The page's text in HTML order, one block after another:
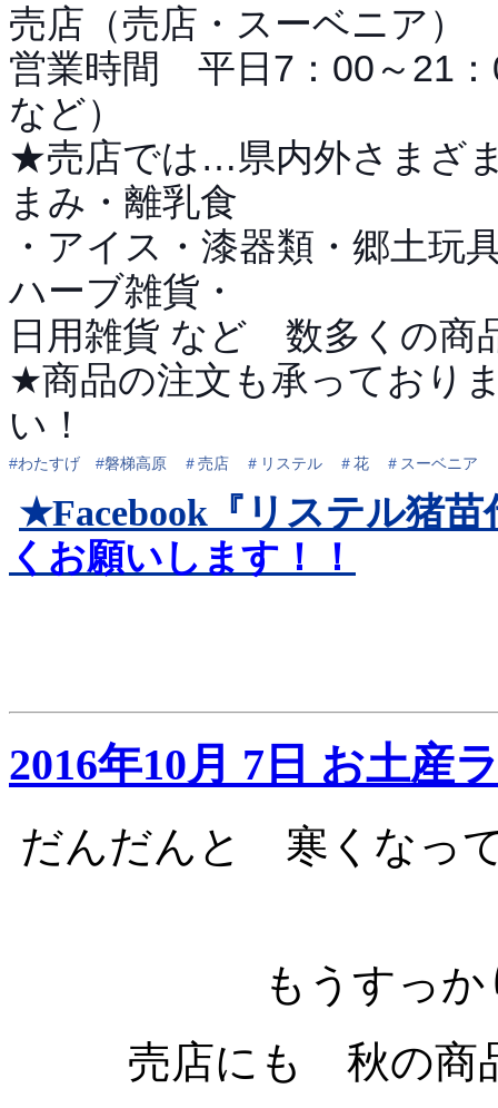
売店（売店・スーベニア）
営業時間 平日7：00～21
など）
★売店では…県内外さまざ
まみ・離乳食
・アイス・漆器類・郷土玩
ハーブ雑貨・
日用雑貨 など 数多くの商
★商品の注文も承っており
い！
#わたすげ #磐梯高原 ＃売店 ＃ リステル ＃花 ＃ スーベニア
★Facebook『 リステル猪
くお願いします！！
2016年10月 7日 お土産
だんだんと 寒くなっ
もうすっ
売店にも 秋の